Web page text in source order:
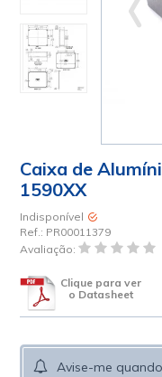
Caixa de
1590XX
Indisponível
Ref.: PR00011379
Avaliação:
Clique para ver
o Datasheet
Avise-me